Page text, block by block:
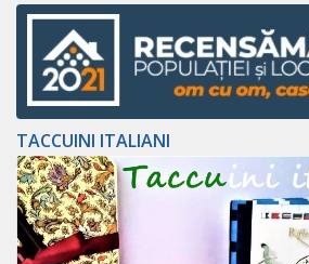
TACCUINI ITALIANI